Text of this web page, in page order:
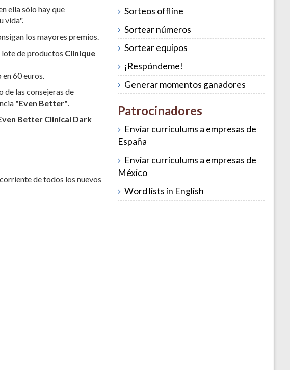
ella sólo hay que
vida".
los mayores premios.
lote de productos Clinique
60 euros.
de las consejeras de
"Even Better".
Better Clinical Dark
de todos los nuevos
Sorteos offline
Sortear números
Sortear equipos
¡Respóndeme!
Generar momentos ganadores
Patrocinadores
Enviar currículums a empresas de
España
Enviar currículums a empresas de
México
Word lists in English